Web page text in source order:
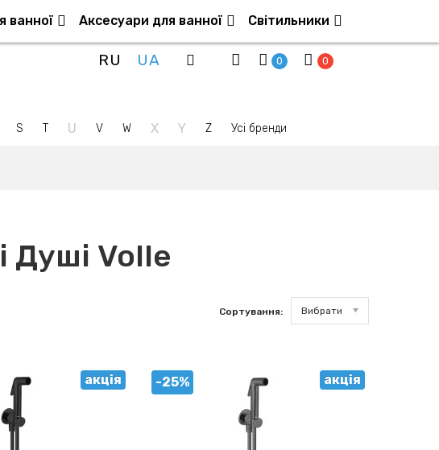
RU UA 0 0
ванної Аксесуари для ванної Світильники
S T U V W X Y Z Усі бренди
Душі Volle
Сортування: Вибрати
акція -25% акція